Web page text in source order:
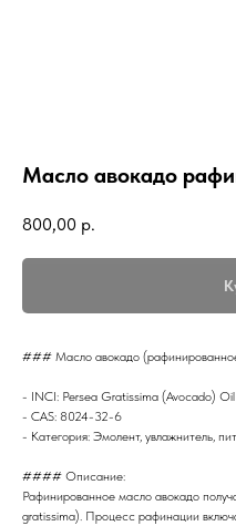
Масло авокадо
800,00 р.
### Масло авокадо
- INCI: Persea Gratissima (Avocado) Oil
- CAS: 8024-32-6
- Категория: Эмолент, увлажнитель,
#### Описание:
Рафинированное масло авокадо
gratissima). Процесс рафинации